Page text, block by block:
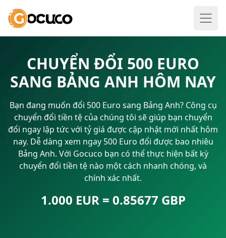
CHUYỂN ĐỔI 500 EURO
SANG BẢNG ANH HÔM NAY
Bạn đang muốn đổi 500 Euro sang Bảng Anh? Công cụ
chuyển đổi tiền tệ của chúng tôi sẽ giúp bạn chuyển
đổi ngay lập tức với tỷ giá được cập nhật mới nhất hôm
nay. Dễ dàng xem ngay 500 Euro đổi được bao nhiêu
Bảng Anh. Với Gocuco bạn có thể thực hiện bất kỳ
chuyển đổi tiền tệ nào một cách nhanh chóng, và
chính xác nhất.
1.000 EUR = 0.85677 GBP